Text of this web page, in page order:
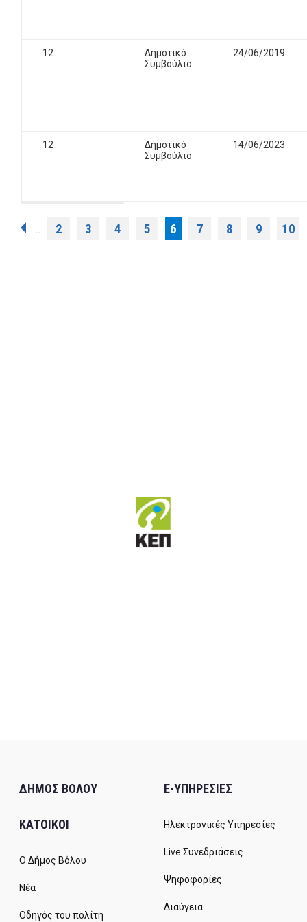
12
Δημοτικό
Συμβούλιο
24/06/2019
12
Δημοτικό
Συμβούλιο
14/06/2023
Σελίδες
… 2 3 4 5 6 7 8 9 10
ΔΗΜΟΣ ΒΟΛΟΥ
ΚΑΤΟΙΚΟΙ
Ο Δήμος Βόλου
Νέα
Οδηγός του πολίτη
E-ΥΠΗΡΕΣΙΕΣ
Ηλεκτρονικές Υπηρεσίες
Live Συνεδριάσεις
Ψηφοφορίες
Διαύγεια